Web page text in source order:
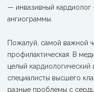
— инвазивный
ангиограммы.
Пожалуй, самой важной
профилактическая. В
целый кардиологический
специалисты высшего
разные проблемы с